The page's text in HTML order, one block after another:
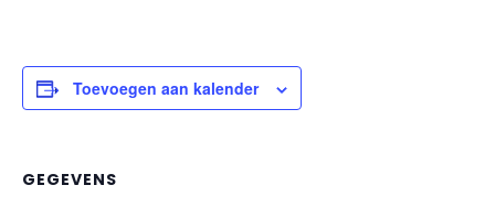
Toevoegen aan kalender
GEGEVENS